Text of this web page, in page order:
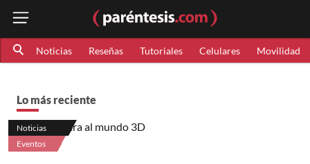
Noticias Reseñas Tutoriales Celulares Movilidad
Lo más reciente
Noticias
Eventos